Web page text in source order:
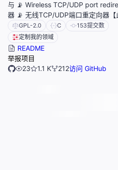
与 📡 Wireless TCP/UDP port
器 📡 无线TCP/UDP端口重定向器【
GPL-2.0 C 153提交数
定制我的领域
README
举报项目
23
1.1 K 212访问 GitHub